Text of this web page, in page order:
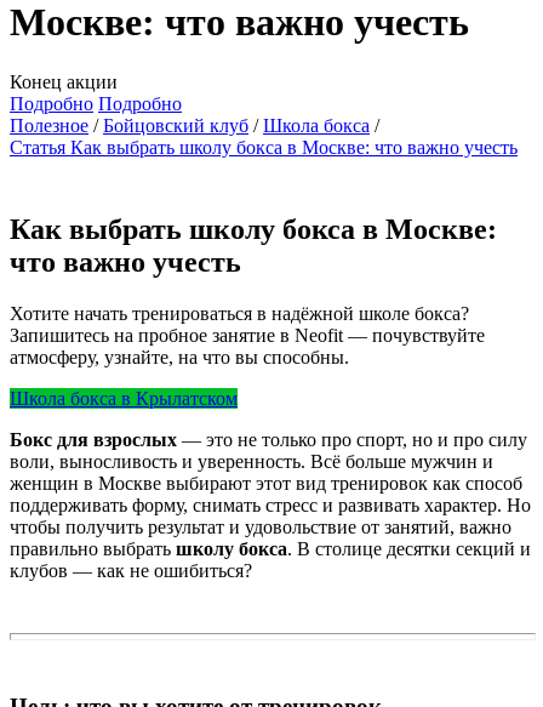
Москве: что важно учесть
Конец акции
Подробно Подробно
Полезное
Бойцовский клуб
Школа бокса
Статья Как выбрать школу бокса в Москве: что важно учесть
Как выбрать школу бокса в Москве:
что важно учесть
Хотите начать тренироваться в надёжной школе бокса?
Запишитесь на пробное занятие в Neofit — почувствуйте
атмосферу, узнайте, на что вы способны.
Школа бокса в Крылатском
Бокс для взрослых — это не только про спорт, но и про силу
воли, выносливость и уверенность. Всё больше мужчин и
женщин в Москве выбирают этот вид тренировок как способ
поддерживать форму, снимать стресс и развивать характер. Но
чтобы получить результат и удовольствие от занятий, важно
правильно выбрать школу бокса. В столице десятки секций и
клубов — как не ошибиться?